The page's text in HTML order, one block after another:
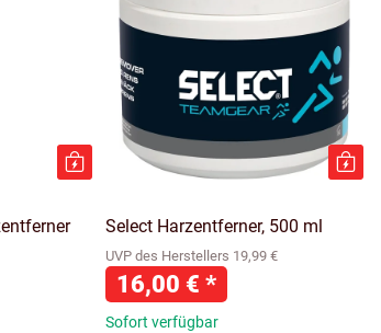
Select Harzentferner, 500 ml
UVP des Herstellers 19,99 €
16,00 € *
Sofort verfügbar